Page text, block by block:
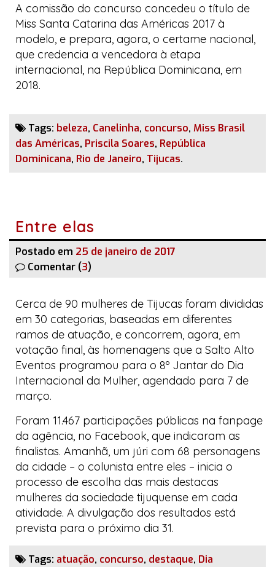
A comissão do concurso concedeu o título de
Miss Santa Catarina das Américas 2017 à
modelo, e prepara, agora, o certame nacional,
que credencia a vencedora à etapa
internacional, na República Dominicana, em
2018.
Tags: beleza, Canelinha, concurso, Miss Brasil
das Américas, Priscila Soares, República
Dominicana, Rio de Janeiro, Tijucas.
Entre elas
Postado em 25 de janeiro de 2017
Comentar (3)
Cerca de 90 mulheres de Tijucas foram divididas
em 30 categorias, baseadas em diferentes
ramos de atuação, e concorrem, agora, em
votação final, às homenagens que a Salto Alto
Eventos programou para o 8º Jantar do Dia
Internacional da Mulher, agendado para 7 de
março.
Foram 11.467 participações públicas na fanpage
da agência, no Facebook, que indicaram as
finalistas. Amanhã, um júri com 68 personagens
da cidade – o colunista entre eles – inicia o
processo de escolha das mais destacas
mulheres da sociedade tijuquense em cada
atividade. A divulgação dos resultados está
prevista para o próximo dia 31.
Tags: atuação, concurso, destaque, Dia